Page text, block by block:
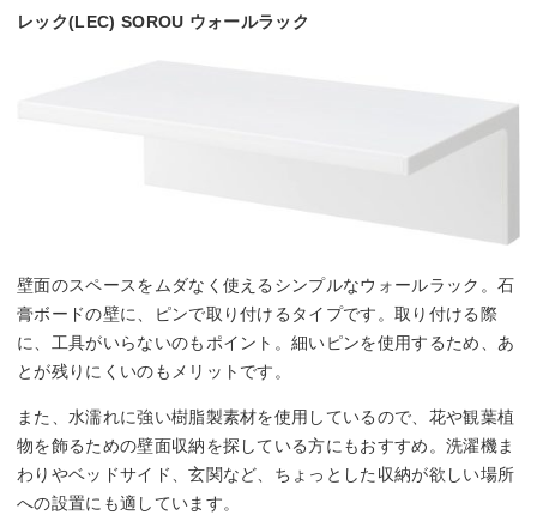
レック(LEC) SOROU ウォールラック
壁面のスペースをムダなく使えるシンプルなウォールラック。石
膏ボードの壁に、ピンで取り付けるタイプです。取り付ける際
に、工具がいらないのもポイント。細いピンを使用するため、あ
とが残りにくいのもメリットです。
また、水濡れに強い樹脂製素材を使用しているので、花や観葉植
物を飾るための壁面収納を探している方にもおすすめ。洗濯機ま
わりやベッドサイド、玄関など、ちょっとした収納が欲しい場所
への設置にも適しています。